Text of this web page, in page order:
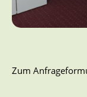
Zum